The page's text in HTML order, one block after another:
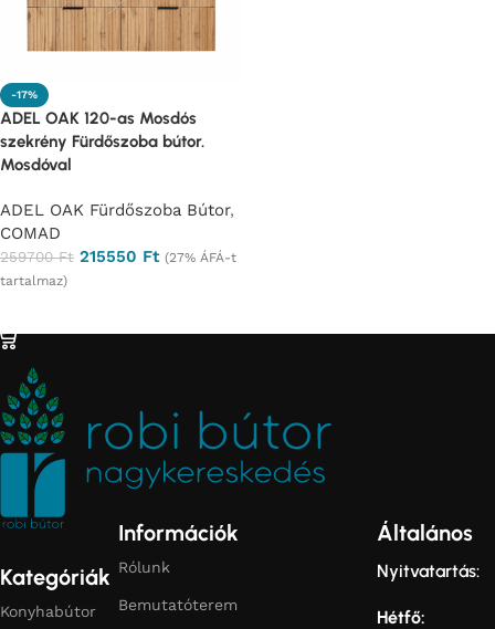
-17%
ADEL OAK 120-as Mosdós
szekrény Fürdőszoba bútor.
Mosdóval
ADEL OAK Fürdőszoba Bútor,
COMAD
259700Ft 215550 Ft (27% ÁFÁ-t
tartalmaz)
Kategóriák
Konyhabútor
Információk
Rólunk
Bemutatóterem
Általános
Nyitvatartás:
Hétfő: